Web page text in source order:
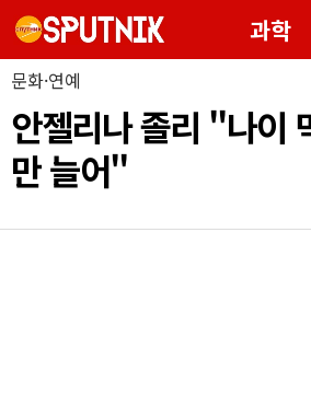
과학
문화·연예
안젤리나 졸리 "나이
만 늘어"